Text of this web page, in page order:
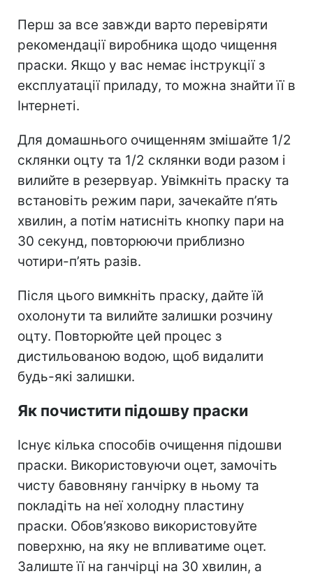
Перш за все завжди варто перевіряти
рекомендації виробника щодо чищення
праски. Якщо у вас немає інструкції з
експлуатації приладу, то можна знайти її в
Інтернеті.
Для домашнього очищенням змішайте 1/2
склянки оцту та 1/2 склянки води разом і
вилийте в резервуар. Увімкніть праску та
встановіть режим пари, зачекайте п’ять
хвилин, а потім натисніть кнопку пари на
30 секунд, повторюючи приблизно
чотири-п’ять разів.
Після цього вимкніть праску, дайте їй
охолонути та вилийте залишки розчину
оцту. Повторюйте цей процес з
дистильованою водою, щоб видалити
будь-які залишки.
Як почистити підошву праски
Існує кілька способів очищення підошви
праски. Використовуючи оцет, замочіть
чисту бавовняну ганчірку в ньому та
покладіть на неї холодну пластину
праски. Обов’язково використовуйте
поверхню, на яку не впливатиме оцет.
Залиште її на ганчірці на 30 хвилин, а